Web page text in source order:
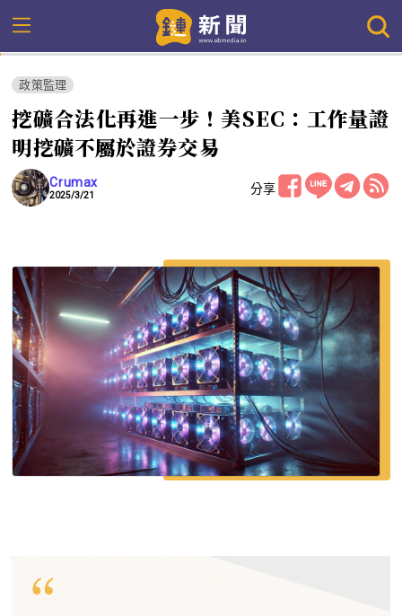
政策監理
挖礦合法化再進一步！美SEC：工作量證
明挖礦不屬於證券交易
Crumax
2025/3/21 分享